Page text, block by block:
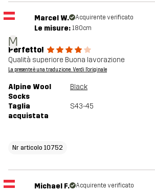
M
Marcel W. Acquirente verificato
Le misure: 180cm
Perfetto!
Qualità superiore Buona lavorazione
La presente è una traduzione. Verdi l'originale
Alpine Wool
Socks
Black
Taglia
acquistata
S43-45
Nr articolo 10752
Michael F. Acquirente verificato